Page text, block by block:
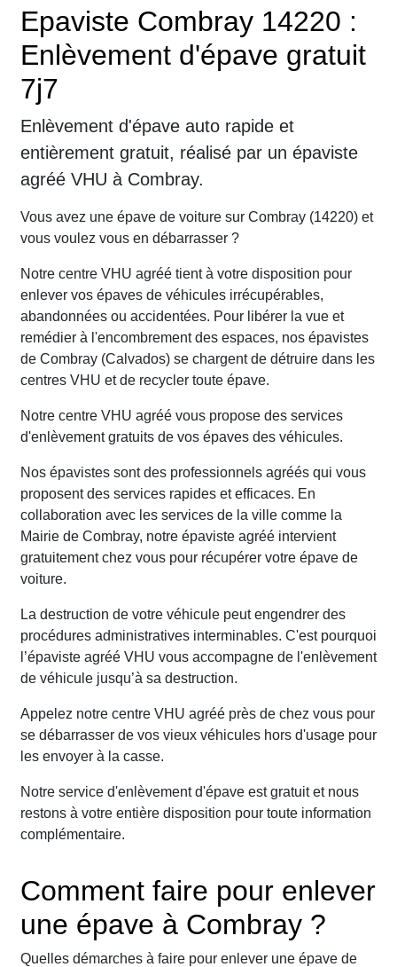
Epaviste Combray 14220 :
Enlèvement d'épave gratuit
7j7
Enlèvement d'épave auto rapide et
entièrement gratuit, réalisé par un épaviste
agréé VHU à Combray.
Vous avez une épave de voiture sur Combray (14220) et
vous voulez vous en débarrasser ?
Notre centre VHU agréé tient à votre disposition pour
enlever vos épaves de véhicules irrécupérables,
abandonnées ou accidentées. Pour libérer la vue et
remédier à l'encombrement des espaces, nos épavistes
de Combray (Calvados) se chargent de détruire dans les
centres VHU et de recycler toute épave.
Notre centre VHU agréé vous propose des services
d'enlèvement gratuits de vos épaves des véhicules.
Nos épavistes sont des professionnels agréés qui vous
proposent des services rapides et efficaces. En
collaboration avec les services de la ville comme la
Mairie de Combray, notre épaviste agréé intervient
gratuitement chez vous pour récupérer votre épave de
voiture.
La destruction de votre véhicule peut engendrer des
procédures administratives interminables. C'est pourquoi
l’épaviste agréé VHU vous accompagne de l'enlèvement
de véhicule jusqu’à sa destruction.
Appelez notre centre VHU agréé près de chez vous pour
se débarrasser de vos vieux véhicules hors d'usage pour
les envoyer à la casse.
Notre service d'enlèvement d'épave est gratuit et nous
restons à votre entière disposition pour toute information
complémentaire.
Comment faire pour enlever
une épave à Combray ?
Quelles démarches à faire pour enlever une épave de